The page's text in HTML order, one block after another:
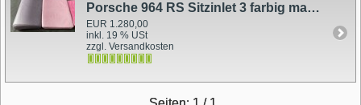
Porsche 964 RS Sitzinlet 3 farbig magenta Leder
EUR 1.280,00
inkl. 19 % USt
zzgl. Versandkosten